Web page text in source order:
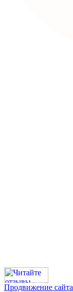
Продвижение сайта